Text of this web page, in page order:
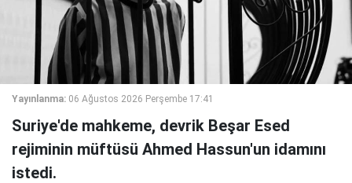
Yayınlanma: 06 Ağustos 2026 Perşembe 17:41
Suriye'de mahkeme, devrik Beşar Esed
rejiminin müftüsü Ahmed Hassun'un idamını
istedi.